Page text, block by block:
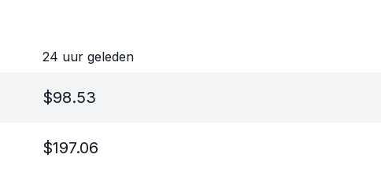
24 uur geleden
$98.53
$197.06